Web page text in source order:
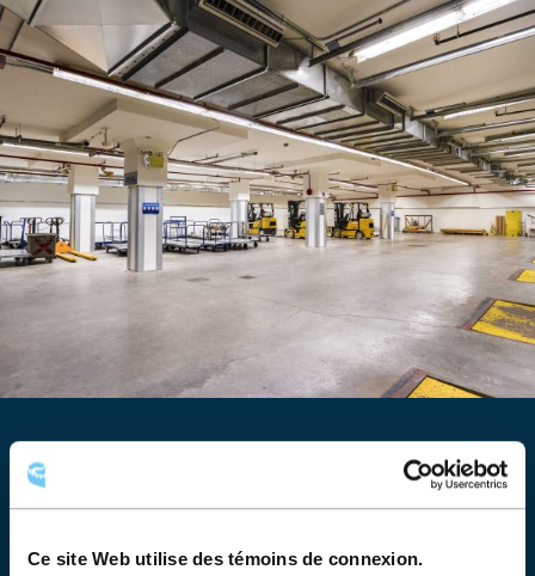
Ce site Web utilise des témoins de connexion.
ACCÈS AUX DÉBARCADÈRES